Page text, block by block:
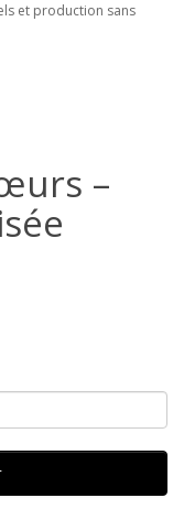
et production sans
–